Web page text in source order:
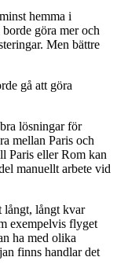
hemma i
göra mer och
Men bättre
gå att göra
lösningar för
mellan Paris och
Paris eller Rom kan
manuellt arbete vid
långt, långt kvar
exempelvis flyget
ha med olika
finns handlar det